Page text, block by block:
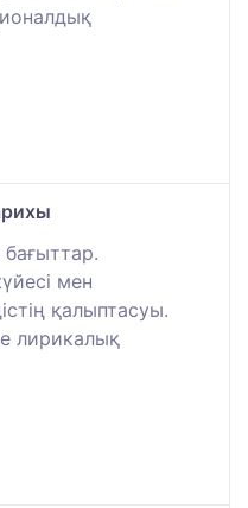
бағыттар.
мен
қалыптасуы.
лирикалық